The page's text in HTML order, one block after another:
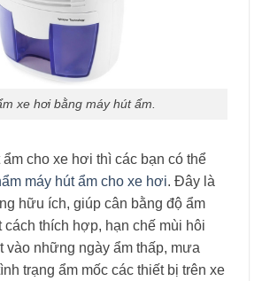
xe hơi bằng máy hút ẩm.
ẩm cho xe hơi thì các bạn có thể
máy hút ẩm cho xe hơi. Đây là
hữu ích, giúp cân bằng độ ẩm
cách thích hợp, hạn chế mùi hôi
vào những ngày ẩm thấp, mưa
trạng ẩm mốc các thiết bị trên xe